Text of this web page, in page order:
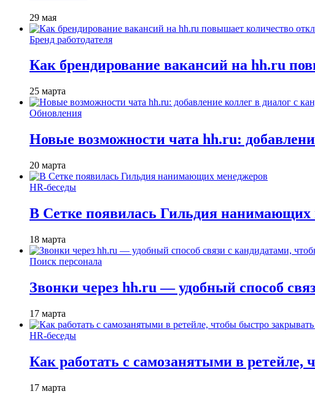
29 мая
Бренд работодателя
Как брендирование вакансий на hh.ru
25 марта
Обновления
Новые возможности чата hh.ru:
20 марта
HR-беседы
В Сетке появилась Гильдия нанимающих
18 марта
Поиск персонала
Звонки через hh.ru — удобный способ
17 марта
HR-беседы
Как работать с самозанятыми в
17 марта